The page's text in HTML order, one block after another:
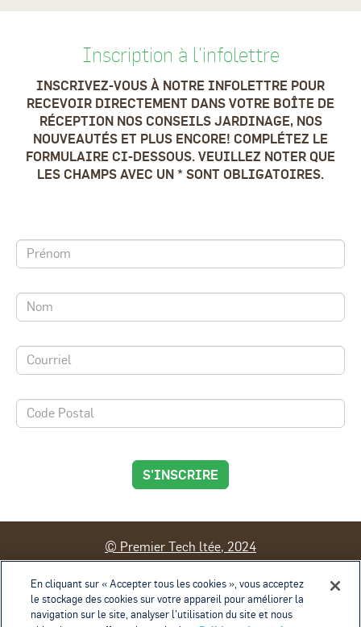
Inscription à l'infolettre
INSCRIVEZ-VOUS À NOTRE INFOLETTRE POUR
RECEVOIR DIRECTEMENT DANS VOTRE BOÎTE DE
RÉCEPTION NOS CONSEILS JARDINAGE, NOS
NOUVEAUTÉS ET PLUS ENCORE! COMPLÉTEZ LE
FORMULAIRE CI-DESSOUS. VEUILLEZ NOTER QUE
LES CHAMPS AVEC UN * SONT OBLIGATOIRES.
S'INSCRIRE
© Premier Tech ltée, 2024
Contact
Conditions d'utilisation
Politique de confidentialité
Politique de gestion des témoins
Exercice des droits
En cliquant sur « Accepter tous les cookies », vous acceptez
le stockage des cookies sur votre appareil pour améliorer la
navigation sur le site, analyser l’utilisation du site et nous